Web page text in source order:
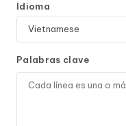
Idioma
Palabras clave